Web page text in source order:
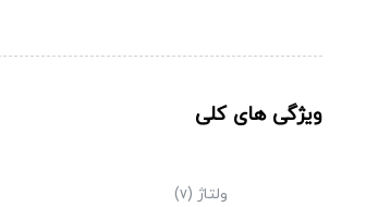
ویژگی های کلی
ولتاژ (v)